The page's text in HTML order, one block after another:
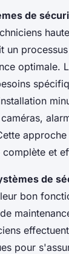
de
un
optimale.
approche
complète et
de
bon
pour